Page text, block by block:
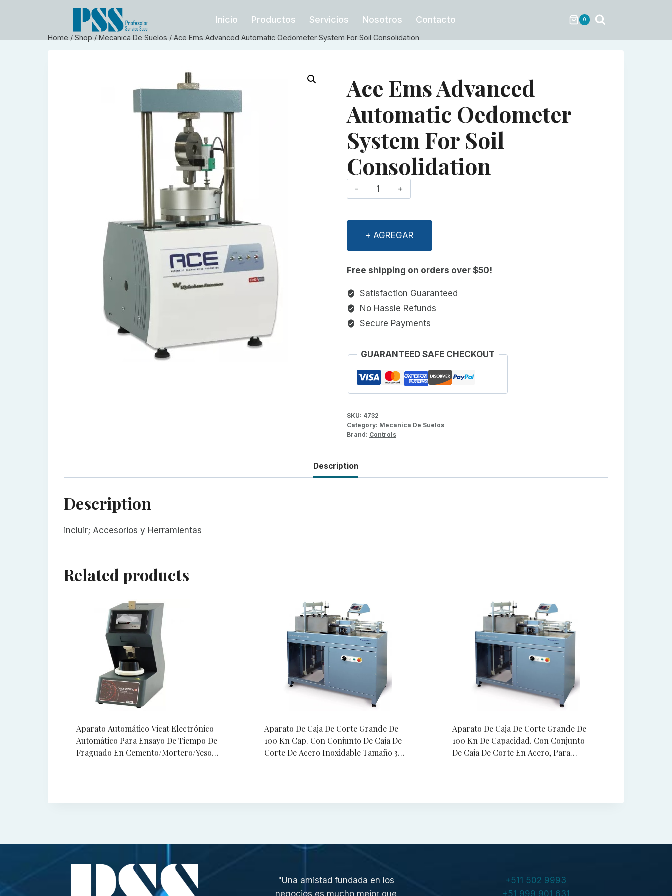
Inicio Productos Servicios Nosotros Contacto 0
Home / Shop / Mecanica De Suelos / Ace Ems Advanced Automatic Oedometer System For Soil Consolidation
Ace Ems Advanced
Automatic Oedometer
System For Soil
Consolidation
Ace
Ems
Oedometer
System
For
Consolidation
quantity
+ AGREGAR
Free shipping on orders over $50!
Satisfaction Guaranteed
No Hassle Refunds
Secure Payments
GUARANTEED SAFE CHECKOUT
SKU: 4732
Category: Mecanica De Suelos
Brand: Controls
Description
Description
incluir; Accesorios y Herramientas
Related products
Aparato Automático Vicat Electrónico
Automático Para Ensayo De Tiempo De
Fraguado En Cemento/Mortero/Yeso,
Aparato De Caja De Corte Grande De
100 Kn Cap. Con Conjunto De Caja De
Corte De Acero Inoxidable Tamaño 300
Aparato De Caja De Corte Grande De
100 Kn De Capacidad. Con Conjunto
De Caja De Corte En Acero, Para
"Una amistad fundada en los
negocios es mucho mejor que
+511 502 9993
+51 999 901 631